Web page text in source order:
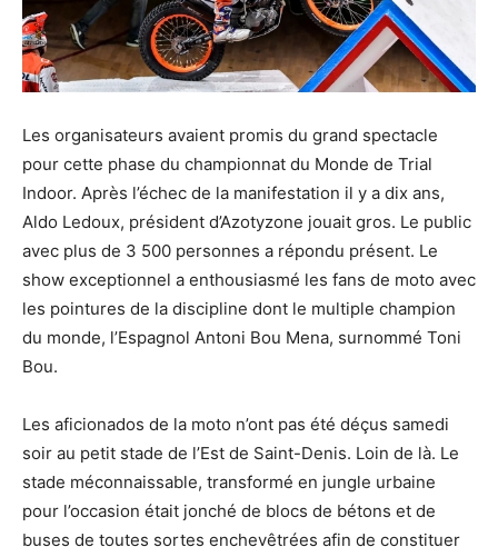
Les organisateurs avaient promis du grand spectacle
pour cette phase du championnat du Monde de Trial
Indoor. Après l’échec de la manifestation il y a dix ans,
Aldo Ledoux, président d’Azotyzone jouait gros. Le public
avec plus de 3 500 personnes a répondu présent. Le
show exceptionnel a enthousiasmé les fans de moto avec
les pointures de la discipline dont le multiple champion
du monde, l’Espagnol Antoni Bou Mena, surnommé Toni
Bou.
Les aficionados de la moto n’ont pas été déçus samedi
soir au petit stade de l’Est de Saint-Denis. Loin de là. Le
stade méconnaissable, transformé en jungle urbaine
pour l’occasion était jonché de blocs de bétons et de
buses de toutes sortes enchevêtrées afin de constituer